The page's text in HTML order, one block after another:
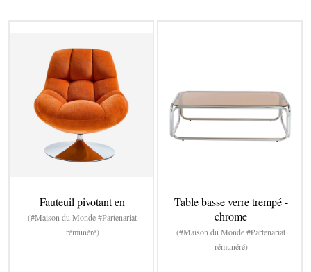
Fauteuil pivotant en
(#Maison du Monde #Partenariat
rémunéré)
Table basse verre trempé -
chrome
(#Maison du Monde #Partenariat
rémunéré)